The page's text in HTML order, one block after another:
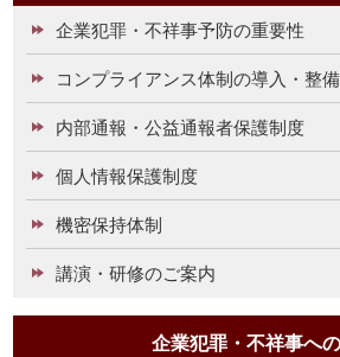
企業犯罪・不祥事予防の重要性
コンプライアンス体制の導入・整備
内部通報・公益通報者保護制度
個人情報保護制度
機密保持体制
講演・研修のご案内
企業犯罪・不祥事へ